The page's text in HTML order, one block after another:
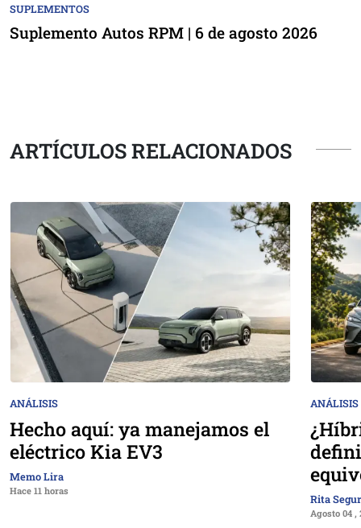
SUPLEMENTOS
Suplemento Autos RPM | 6 de agosto 2026
ARTÍCULOS RELACIONADOS
ANÁLISIS
Hecho aquí: ya manejamos el
eléctrico Kia EV3
Memo Lira
Hace 11 horas
ANÁLISIS
Rita
Agosto 04 ,